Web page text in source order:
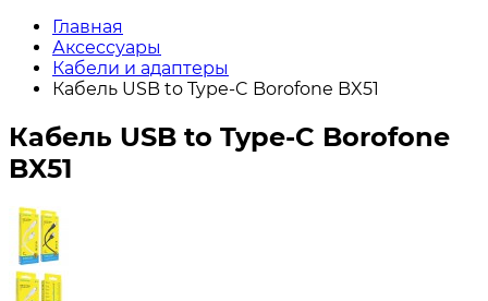
Главная
Аксессуары
Кабели и адаптеры
Кабель USB to Type-C Borofone BX51
Кабель USB to Type-C Borofone
BX51